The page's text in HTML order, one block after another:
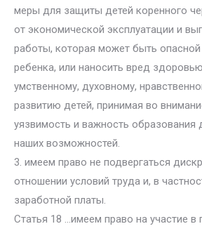
меры для защиты детей коренного
от экономической эксплуатации и
работы, которая может быть
ребенка, или наносить вред
умственному, духовному,
развитию детей, принимая во
уязвимость и важность образования
наших возможностей.
3. имеем право не подвергаться
отношении условий труда и, в
заработной платы.
Статья 18 …имеем право на участие в